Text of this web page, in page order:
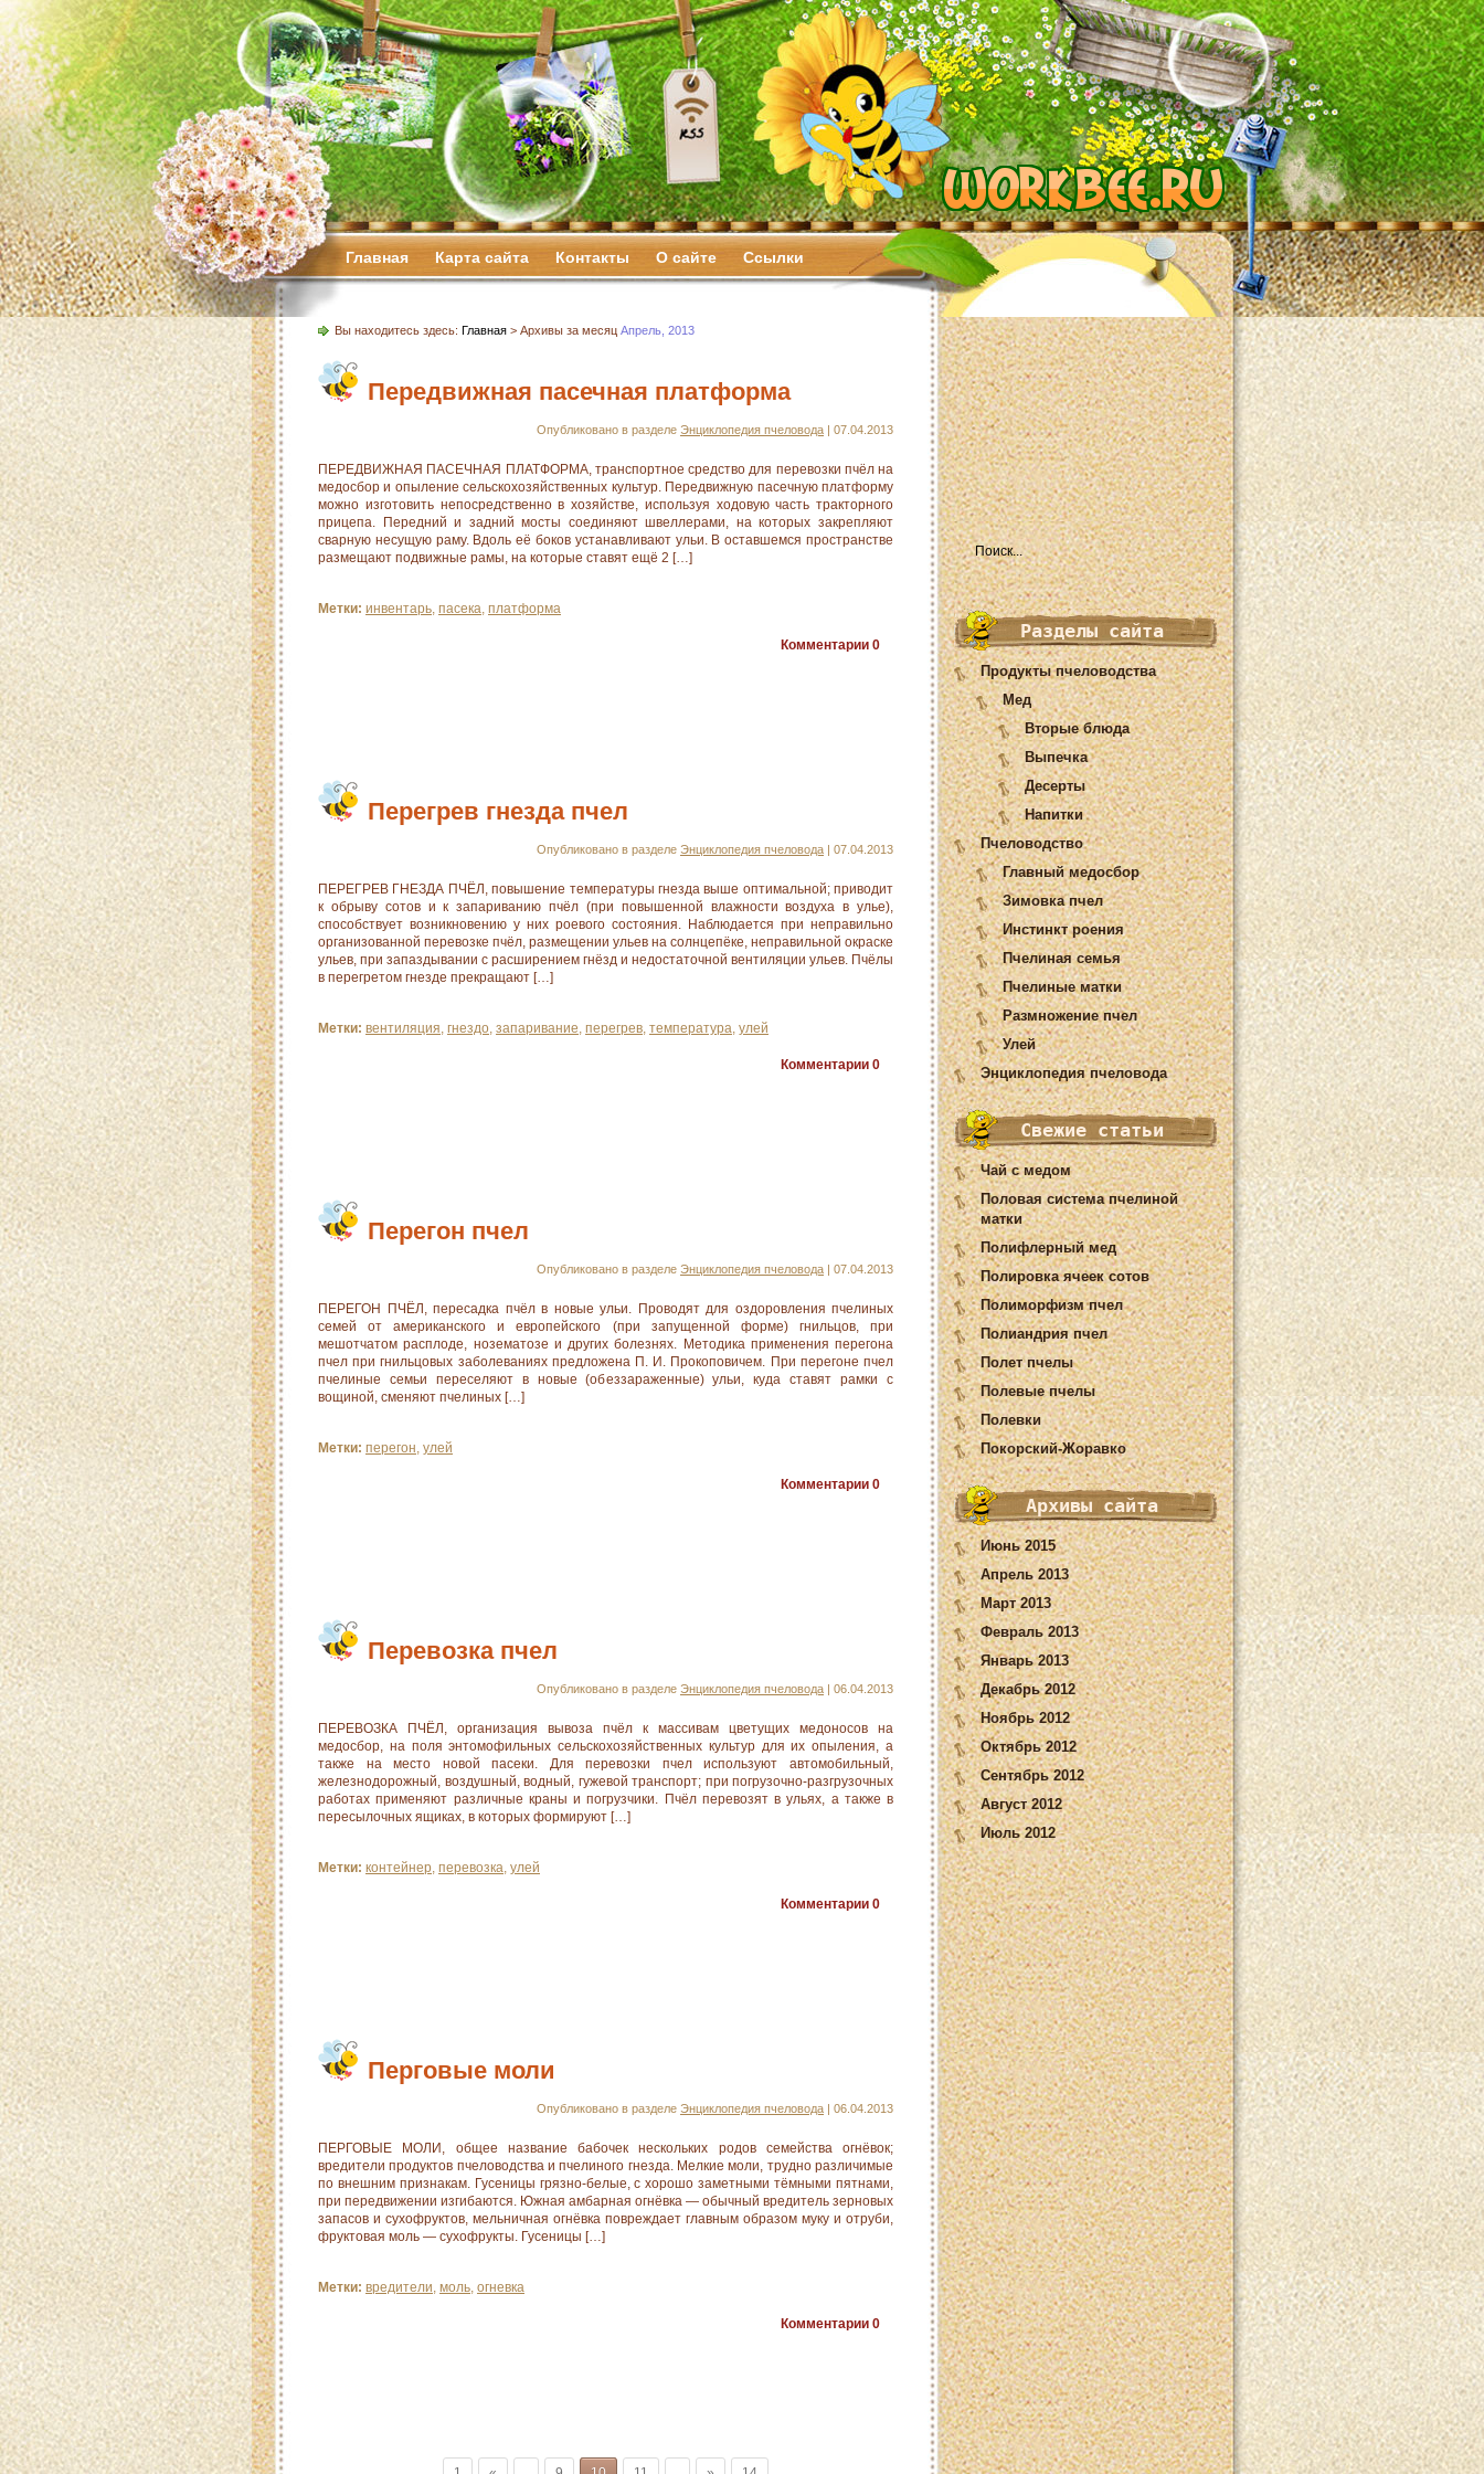
Главная Карта сайта Контакты О сайте Ссылки
Разделы сайта
Продукты пчеловодства
Мед
Вторые блюда
Выпечка
Десерты
Напитки
Пчеловодство
Главный медосбор
Зимовка пчел
Инстинкт роения
Пчелиная семья
Пчелиные матки
Размножение пчел
Улей
Энциклопедия пчеловода
Свежие статьи
Чай с медом
Половая система пчелиной
матки
Полифлерный мед
Полировка ячеек сотов
Полиморфизм пчел
Полиандрия пчел
Полет пчелы
Полевые пчелы
Полевки
Покорский-Жоравко
Архивы сайта
Июнь 2015
Апрель 2013
Март 2013
Февраль 2013
Январь 2013
Декабрь 2012
Ноябрь 2012
Октябрь 2012
Сентябрь 2012
Август 2012
Июль 2012
Вы находитесь здесь: Главная > Архивы за месяц Апрель, 2013
Передвижная пасечная платформа
Опубликовано в разделе Энциклопедия пчеловода | 07.04.2013
ПЕРЕДВИЖНАЯ ПАСЕЧНАЯ ПЛАТФОРМА, транспортное средство для перевозки пчёл на
медосбор и опыление сельскохозяйственных культур. Передвижную пасечную платформу
можно изготовить непосредственно в хозяйстве, используя ходовую часть тракторного
прицепа. Передний и задний мосты соединяют швеллерами, на которых закрепляют
сварную несущую раму. Вдоль её боков устанавливают ульи. В оставшемся пространстве
размещают подвижные рамы, на которые ставят ещё 2 […]
Метки: инвентарь, пасека, платформа
Комментарии 0
Перегрев гнезда пчел
Опубликовано в разделе Энциклопедия пчеловода | 07.04.2013
ПЕРЕГРЕВ ГНЕЗДА ПЧЁЛ, повышение температуры гнезда выше оптимальной; приводит
к обрыву сотов и к запариванию пчёл (при повышенной влажности воздуха в улье),
способствует возникновению у них роевого состояния. Наблюдается при неправильно
организованной перевозке пчёл, размещении ульев на солнцепёке, неправильной окраске
ульев, при запаздывании с расширением гнёзд и недостаточной вентиляции ульев. Пчёлы
в перегретом гнезде прекращают […]
Метки: вентиляция, гнездо, запаривание, перегрев, температура, улей
Комментарии 0
Перегон пчел
Опубликовано в разделе Энциклопедия пчеловода | 07.04.2013
ПЕРЕГОН ПЧЁЛ, пересадка пчёл в новые ульи. Проводят для оздоровления пчелиных
семей от американского и европейского (при запущенной форме) гнильцов, при
мешотчатом расплоде, нозематозе и других болезнях. Методика применения перегона
пчел при гнильцовых заболеваниях предложена П. И. Прокоповичем. При перегоне пчел
пчелиные семьи переселяют в новые (обеззараженные) ульи, куда ставят рамки с
вощиной, сменяют пчелиных […]
Метки: перегон, улей
Комментарии 0
Перевозка пчел
Опубликовано в разделе Энциклопедия пчеловода | 06.04.2013
ПЕРЕВОЗКА ПЧЁЛ, организация вывоза пчёл к массивам цветущих медоносов на
медосбор, на поля энтомофильных сельскохозяйственных культур для их опыления, а
также на место новой пасеки. Для перевозки пчел используют автомобильный,
железнодорожный, воздушный, водный, гужевой транспорт; при погрузочно-разгрузочных
работах применяют различные краны и погрузчики. Пчёл перевозят в ульях, а также в
пересылочных ящиках, в которых формируют […]
Метки: контейнер, перевозка, улей
Комментарии 0
Перговые моли
Опубликовано в разделе Энциклопедия пчеловода | 06.04.2013
ПЕРГОВЫЕ МОЛИ, общее название бабочек нескольких родов семейства огнёвок;
вредители продуктов пчеловодства и пчелиного гнезда. Мелкие моли, трудно различимые
по внешним признакам. Гусеницы грязно-белые, с хорошо заметными тёмными пятнами,
при передвижении изгибаются. Южная амбарная огнёвка — обычный вредитель зерновых
запасов и сухофруктов, мельничная огнёвка повреждает главным образом муку и отруби,
фруктовая моль — сухофрукты. Гусеницы […]
Метки: вредители, моль, огневка
Комментарии 0